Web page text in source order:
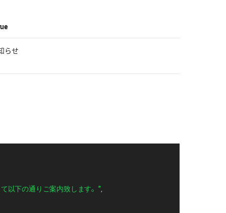
らせ
以下の通りご案内致します。"